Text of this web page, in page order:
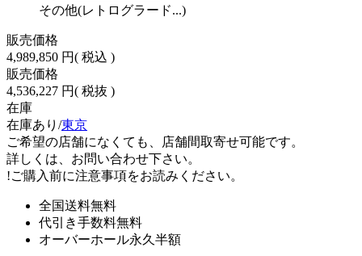
その他(レトログラード...)
販売価格
4,989,850 円( 税込 )
販売価格
4,536,227 円( 税抜 )
在庫
在庫あり/東京
ご希望の店舗になくても、店舗間取寄せ可能です。
詳しくは、お問い合わせ下さい。
!ご購入前に注意事項をお読みください。
全国送料無料
代引き手数料無料
オーバーホール永久半額